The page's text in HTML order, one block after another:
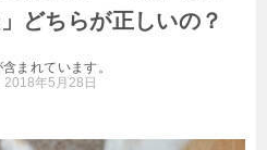
どちらが正しいの？
まれています。
2018年5月28日